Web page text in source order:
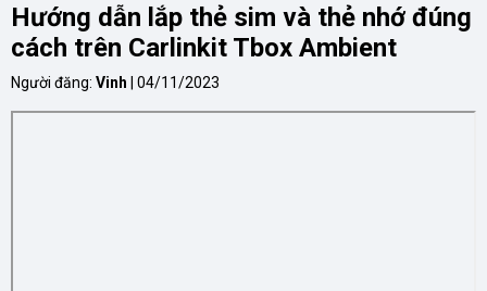
Hướng dẫn lắp thẻ sim và thẻ nhớ đúng
cách trên Carlinkit Tbox Ambient
Người đăng: Vinh | 04/11/2023